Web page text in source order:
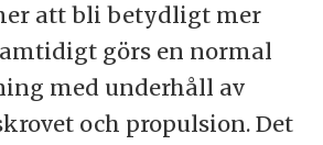
att bli betydligt mer
görs en normal
med underhåll av
och propulsion. Det